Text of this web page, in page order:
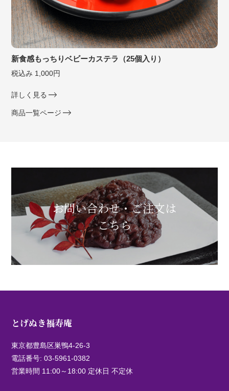
新食感もっちりベビーカステラ（25個入り）
税込み 1,000円
詳しく見る
商品一覧ページ
お問い合わせ・ご注文は
こちら
とげぬき福寿庵
東京都豊島区巣鴨4-26-3
電話番号:03-5961-0382
営業時間 11:00～18:00 定休日 不定休